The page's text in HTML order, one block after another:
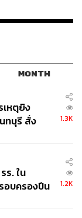
MONTH
หตุยิง
ทบุรี สั่ง
1.3K
ร. ใน
อบครองปืน
1.2K